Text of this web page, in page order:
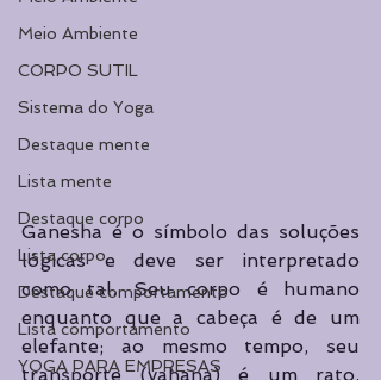
Meio Ambiente
CORPO SUTIL
Sistema do Yoga
Destaque mente
Lista mente
Destaque corpo
Lista corpo
Destaque comportamento
Lista comportamento
YOGA PARA EMPRESAS
Ganesha é o símbolo das soluções
lógicas e deve ser interpretado
como tal. Seu corpo é humano
enquanto que a cabeça é de um
elefante; ao mesmo tempo, seu
transporte (vahana) é um rato.